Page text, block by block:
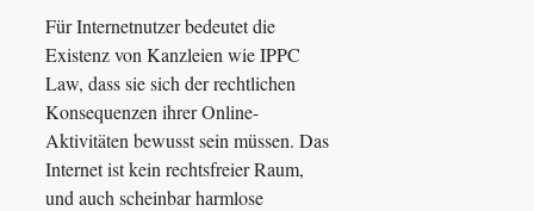
Für Internetnutzer bedeutet die
Existenz von Kanzleien wie IPPC
Law, dass sie sich der rechtlichen
Konsequenzen ihrer Online-
Aktivitäten bewusst sein müssen. Das
Internet ist kein rechtsfreier Raum,
und auch scheinbar harmlose